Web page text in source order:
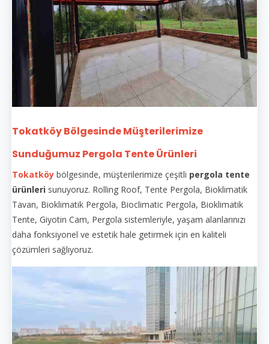
Tokatköy Bölgesinde Müşterilerimize
Sunduğumuz Pergola Tente Ürünleri
Tokatköy bölgesinde, müşterilerimize çeşitli pergola tente
ürünleri sunuyoruz. Rolling Roof, Tente Pergola, Bioklimatik
Tavan, Bioklimatik Pergola, Bioclimatic Pergola, Bioklimatik
Tente, Giyotin Cam, Pergola sistemleriyle, yaşam alanlarınızı
daha fonksiyonel ve estetik hale getirmek için en kaliteli
çözümleri sağlıyoruz.